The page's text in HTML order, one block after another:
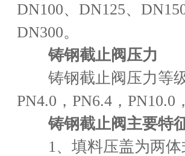
DN100、DN125、
DN300。
铸钢截止阀压力
铸钢截止阀压力等级
PN4.0，PN6.4，PN10.0
铸钢截止阀主要特
1、填料压盖为两体